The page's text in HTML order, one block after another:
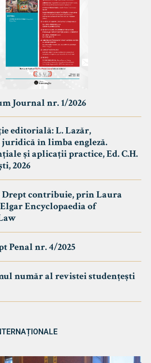
Journal nr. 1/2026
editorială: L. Lazăr,
în limba engleză.
și aplicații practice, Ed. C.H.
2026
Drept contribuie, prin Laura
Encyclopaedia of
Penal nr. 4/2025
număr al revistei studențești